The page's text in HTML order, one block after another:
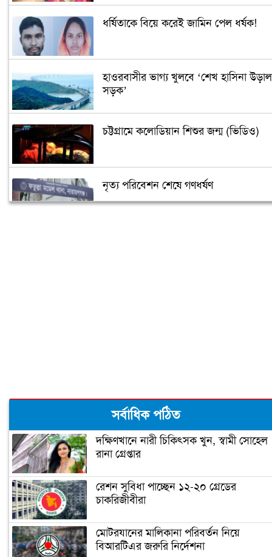
ধর্ষিতাকে বিয়ে করেই জামিন পেল ধর্ষক!
হাওরবাসীর ভাগ্য খুলবে ‘শেখ হাসিনা উড়াল
সড়ক’
চট্টগ্রামে কলোডিয়ান শিশুর জন্ম (ভিডিও)
নৃত্য পরিবেশন শেষে গণধর্ষণ
ঝালকাঠিতে পিলার চোরাচালান চক্রের ৮
সদস্য আটক
নারায়ণগঞ্জে গুদাম পরিষ্কার করতে গিয়ে ২
নারায়ণগঞ্জ পাসপোর্ট অফিসে ভাঙচুর,
কানাডা প্রবাসী আটক
সর্বাধিক পঠিত
দক্ষিণখানে নারী চিকিৎসক খুন, স্বামী সোহেল
রানা গ্রেপ্তার
রেশন সুবিধা পাচ্ছেন ১২-২০ গ্রেডের
চাকরিজীবীরা
মোটরযানের মালিকানা পরিবর্তন নিয়ে
বিআরটিএর জরুরি নির্দেশনা